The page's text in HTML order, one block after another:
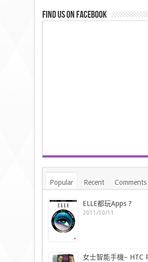
Find us on Facebook
Popular Recent Comments
ELLE都玩Apps ?
2011/10/11
女士智能手機– HTC